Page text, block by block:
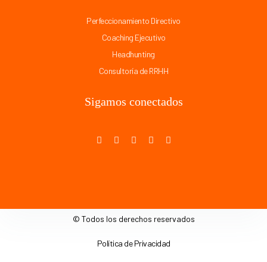
Perfeccionamiento Directivo
Coaching Ejecutivo
Headhunting
Consultoría de RRHH
Sigamos conectados
© Todos los derechos reservados
Política de Privacidad